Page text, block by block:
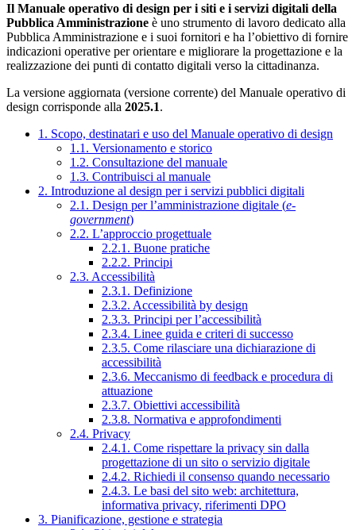
Il Manuale operativo di design per i siti e i servizi digitali della
Pubblica Amministrazione è uno strumento di lavoro dedicato alla
Pubblica Amministrazione e i suoi fornitori e ha l’obiettivo di fornire
indicazioni operative per orientare e migliorare la progettazione e la
realizzazione dei punti di contatto digitali verso la cittadinanza.
La versione aggiornata (versione corrente) del Manuale operativo di
design corrisponde alla 2025.1.
1. Scopo, destinatari e uso del Manuale operativo di design
1.1. Versionamento e storico
1.2. Consultazione del manuale
1.3. Contribuisci al manuale
2. Introduzione al design per i servizi pubblici digitali
2.1. Design per l’amministrazione digitale (e-
government)
2.2. L’approccio progettuale
2.2.1. Buone pratiche
2.2.2. Principi
2.3. Accessibilità
2.3.1. Definizione
2.3.2. Accessibilità by design
2.3.3. Principi per l’accessibilità
2.3.4. Linee guida e criteri di successo
2.3.5. Come rilasciare una dichiarazione di
accessibilità
2.3.6. Meccanismo di feedback e procedura di
attuazione
2.3.7. Obiettivi accessibilità
2.3.8. Normativa e approfondimenti
2.4. Privacy
2.4.1. Come rispettare la privacy sin dalla
progettazione di un sito o servizio digitale
2.4.2. Richiedi il consenso quando necessario
2.4.3. Le basi del sito web: architettura,
informativa privacy, riferimenti DPO
3. Pianificazione, gestione e strategia